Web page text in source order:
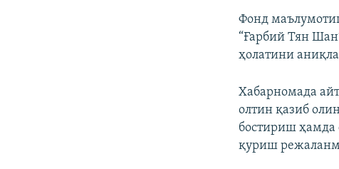
Фонд
“Ғарбий Тян
ҳолатини
Хабарномада
олтин қазиб
бостириш ҳамда
қуриш